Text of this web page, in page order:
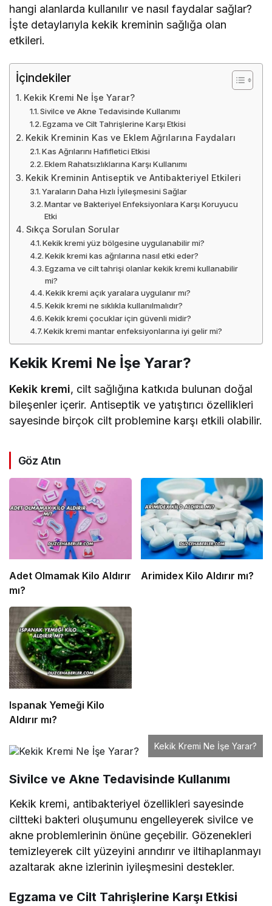
hangi alanlarda kullanılır ve nasıl faydalar sağlar?
İşte detaylarıyla kekik kreminin sağlığa olan
etkileri.
İçindekiler
Kekik Kremi Ne İşe Yarar?
Sivilce ve Akne Tedavisinde Kullanımı
Egzama ve Cilt Tahrişlerine Karşı Etkisi
Kekik Kreminin Kas ve Eklem Ağrılarına Faydaları
Kas Ağrılarını Hafifletici Etkisi
Eklem Rahatsızlıklarına Karşı Kullanımı
Kekik Kreminin Antiseptik ve Antibakteriyel Etkileri
Yaraların Daha Hızlı İyileşmesini Sağlar
Mantar ve Bakteriyel Enfeksiyonlara Karşı Koruyucu
Etki
Sıkça Sorulan Sorular
Kekik kremi yüz bölgesine uygulanabilir mi?
Kekik kremi kas ağrılarına nasıl etki eder?
Egzama ve cilt tahrişi olanlar kekik kremi kullanabilir
mi?
Kekik kremi açık yaralara uygulanır mı?
Kekik kremi ne sıklıkla kullanılmalıdır?
Kekik kremi çocuklar için güvenli midir?
Kekik kremi mantar enfeksiyonlarına iyi gelir mi?
Kekik Kremi Ne İşe Yarar?
Kekik kremi, cilt sağlığına katkıda bulunan doğal
bileşenler içerir. Antiseptik ve yatıştırıcı özellikleri
sayesinde birçok cilt problemine karşı etkili olabilir.
Göz Atın
Adet Olmamak Kilo Aldırır
mı?
Arimidex Kilo Aldırır mı?
Ispanak Yemeği Kilo
Aldırır mı?
Kekik Kremi Ne İşe Yarar?
Sivilce ve Akne Tedavisinde Kullanımı
Kekik kremi, antibakteriyel özellikleri sayesinde
ciltteki bakteri oluşumunu engelleyerek sivilce ve
akne problemlerinin önüne geçebilir. Gözenekleri
temizleyerek cilt yüzeyini arındırır ve iltihaplanmayı
azaltarak akne izlerinin iyileşmesini destekler.
Egzama ve Cilt Tahrişlerine Karşı Etkisi